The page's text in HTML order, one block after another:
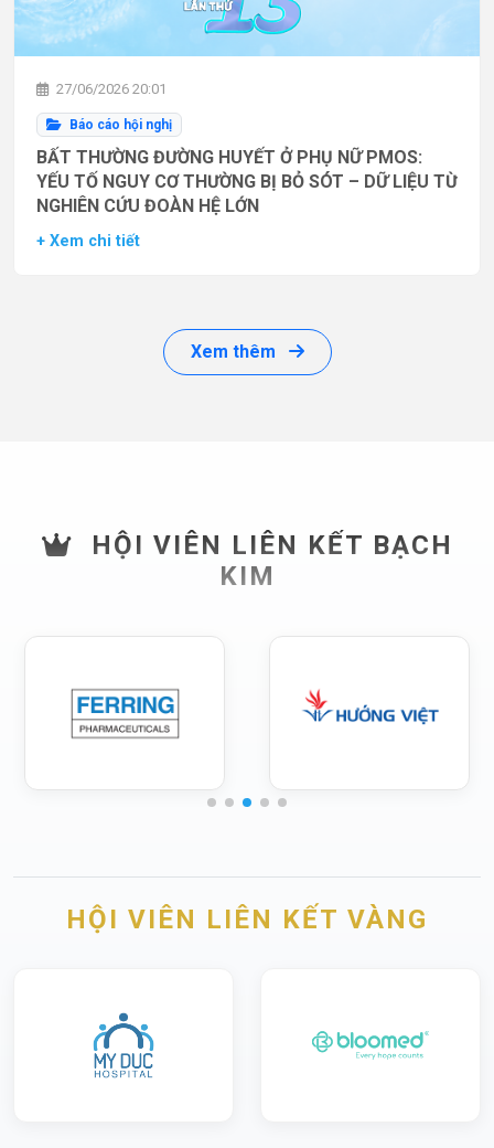
27/06/2026 20:01
Báo cáo hội nghị
BẤT THƯỜNG ĐƯỜNG HUYẾT Ở PHỤ NỮ PMOS:
YẾU TỐ NGUY CƠ THƯỜNG BỊ BỎ SÓT – DỮ LIỆU TỪ
NGHIÊN CỨU ĐOÀN HỆ LỚN
+ Xem chi tiết
Xem thêm
HỘI VIÊN LIÊN KẾT BẠCH
KIM
HỘI VIÊN LIÊN KẾT VÀNG